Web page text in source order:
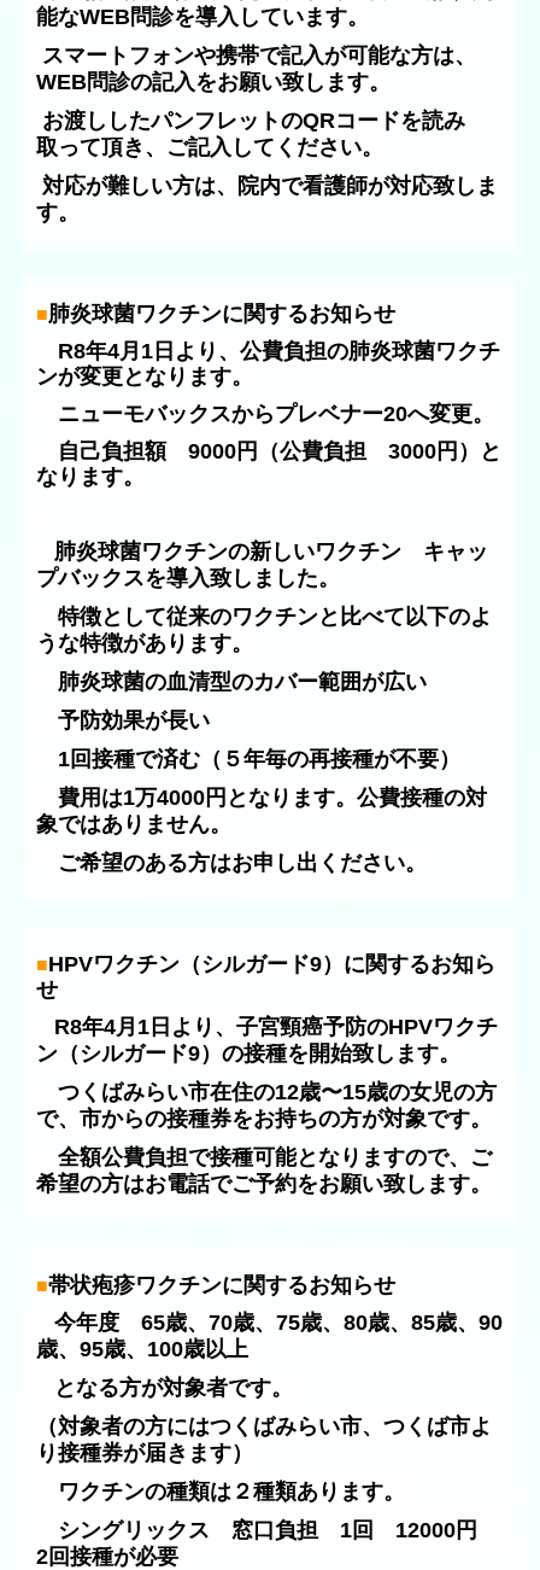
能なWEB問診を導入しています。
スマートフォンや携帯で記入が可能な方は、
WEB問診の記入をお願い致します。
お渡ししたパンフレットのQRコードを読み
取って頂き、ご記入してください。
対応が難しい方は、院内で看護師が対応致しま
す。
■肺炎球菌ワクチンに関するお知らせ
R8年4月1日より、公費負担の肺炎球菌ワクチ
ンが変更となります。
ニューモバックスからプレベナー20へ変更。
自己負担額 9000円（公費負担 3000円）と
なります。
肺炎球菌ワクチンの新しいワクチン キャッ
プバックスを導入致しました。
特徴として従来のワクチンと比べて以下のよ
うな特徴があります。
肺炎球菌の血清型のカバー範囲が広い
予防効果が長い
1回接種で済む（５年毎の再接種が不要）
費用は1万4000円となります。公費接種の対
象ではありません。
ご希望のある方はお申し出ください。
■HPVワクチン（シルガード9） に関するお知ら
せ
R8年4月1日より、子宮頸癌予防のHPVワクチ
ン （シルガード9）の接種を開始致します。
つくばみらい市在住の12歳〜15歳の女児の方
で、市からの接種券をお持ちの方が対象です。
全額公費負担で接種可能となりますので、ご
希望の方はお電話でご予約をお願い致します。
■帯状疱疹ワクチンに関するお知らせ
今年度 65歳、70歳、75歳、80歳、85歳、90
歳、95歳、100歳以上
となる方が対象者です。
（対象者の方にはつくばみらい市、つくば市よ
り接種券が届きます）
ワクチンの種類は２種類あります。
シングリックス 窓口負担 1回 12000円
2回接種が必要